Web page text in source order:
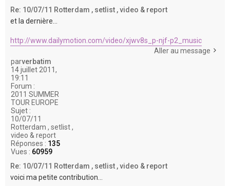
Re: 10/07/11 Rotterdam , setlist , video & report
et la dernière...
http://www.dailymotion.com/video/xjwv8s_p-njf-p2_music
Aller au message
parverbatim
14 juillet 2011,
19:11
Forum :
2011 SUMMER
TOUR EUROPE
Sujet :
10/07/11
Rotterdam , setlist ,
video & report
Réponses : 135
Vues : 60959
Re: 10/07/11 Rotterdam , setlist , video & report
voici ma petite contribution...